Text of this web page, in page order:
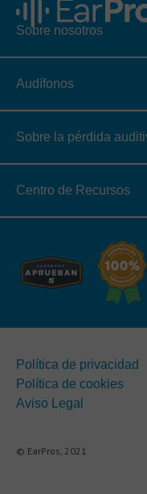
Sobre nosotros
Audífonos
Sobre la pérdida
Centro de Recursos
Política de privacidad
Política de cookies
Aviso Legal
© EarPros, 2021